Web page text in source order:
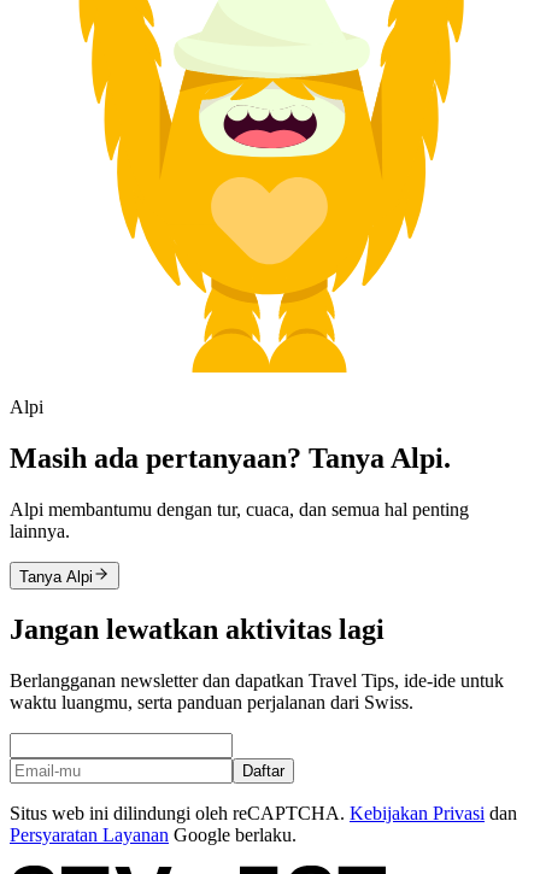
Alpi
Masih ada pertanyaan? Tanya Alpi.
Alpi membantumu dengan tur, cuaca, dan semua hal penting
lainnya.
Tanya Alpi
Jangan lewatkan aktivitas lagi
Berlangganan newsletter dan dapatkan Travel Tips, ide-ide untuk
waktu luangmu, serta panduan perjalanan dari Swiss.
Daftar
Situs web ini dilindungi oleh reCAPTCHA. Kebijakan Privasi dan
Persyaratan Layanan Google berlaku.